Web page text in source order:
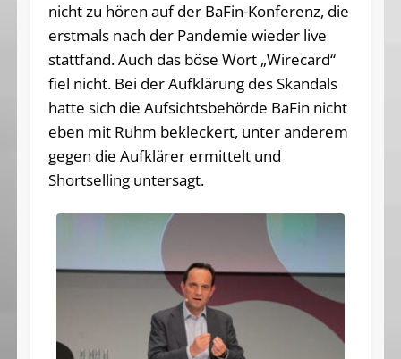
nicht zu hören auf der BaFin-Konferenz, die
erstmals nach der Pandemie wieder live
stattfand. Auch das böse Wort „Wirecard“
fiel nicht. Bei der Aufklärung des Skandals
hatte sich die Aufsichtsbehörde BaFin nicht
eben mit Ruhm bekleckert, unter anderem
gegen die Aufklärer ermittelt und
Shortselling untersagt.